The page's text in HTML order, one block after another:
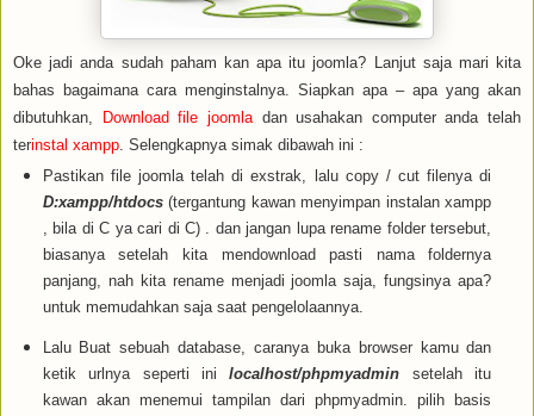
Oke jadi anda sudah paham kan apa itu joomla? Lanjut saja mari kita
bahas bagaimana cara menginstalnya. Siapkan apa – apa yang akan
dibutuhkan,
Download file joomladan usahakan computer anda telah
terinstal xampp. Selengkapnya simak dibawah ini :
Pastikan file joomla telah di exstrak, lalu copy / cut filenya di
D:xampp/htdocs(tergantung kawan menyimpan instalan xampp
, bila di C ya cari di C) . dan jangan lupa rename folder tersebut,
biasanya setelah kita mendownload pasti nama foldernya
panjang, nah kita rename menjadi joomla saja, fungsinya apa?
untuk memudahkan saja saat pengelolaannya.
Lalu Buat sebuah database, caranya buka browser kamu dan
ketik urlnya seperti inilocalhost/phpmyadmin setelah itu
kawan akan menemui tampilan dari phpmyadmin. pilih basis